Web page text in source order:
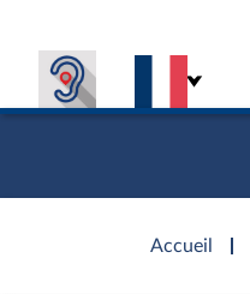
Accueil
d'accueil